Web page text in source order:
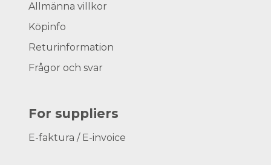
Allmänna villkor
Köpinfo
Returinformation
Frågor och svar
For suppliers
E-faktura / E-invoice